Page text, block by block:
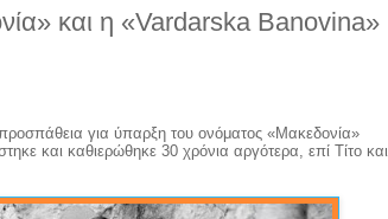
και η «Vardarska Banovina»
για ύπαρξη του ονόματος «Μακεδονία»
και καθιερώθηκε 30 χρόνια αργότερα, επί Τίτο και